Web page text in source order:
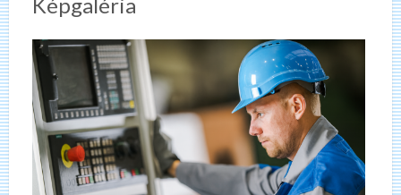
Képgaléria